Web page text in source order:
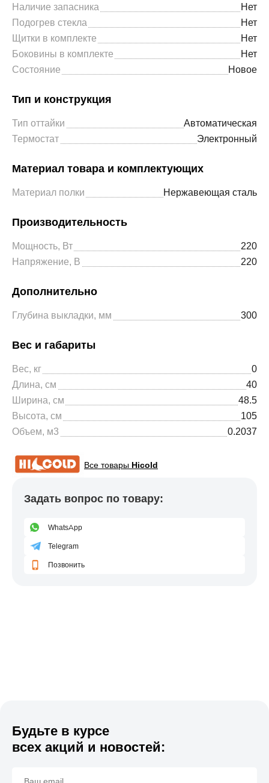
Наличие запасника
Нет
Подогрев стекла
Нет
Щитки в комплекте
Нет
Боковины в комплекте
Нет
Состояние
Новое
Тип и конструкция
Тип оттайки
Автоматическая
Термостат
Электронный
Материал товара и комплектующих
Материал полки Нержавеющая сталь
Производительность
Мощность, Вт
220
Напряжение, В
220
Дополнительно
Глубина выкладки, мм 300
Вес и габариты
Вес, кг
0
Длина, см
40
Ширина, см
48.5
Высота, см
105
Объем, м3
0.2037
Все товары Hicold
Задать вопрос по товару:
WhatsApp
Telegram
Позвонить
Будьте в курсе
всех акций и новостей: